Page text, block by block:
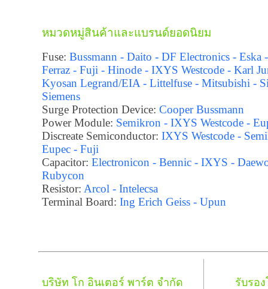
หมวดหมู่สินค้าและแบรนด์ยอดนิยม
Fuse: Bussmann - Daito - DF Electronics - Eska
Ferraz - Fuji - Hinode - IXYS Westcode - Karl
Kyosan Legrand/EIA - Littelfuse - Mitsubishi -
Siemens
Surge Protection Device: Cooper Bussmann
Power Module: Semikron - IXYS Westcode -
Discreate Semiconductor: IXYS Westcode -
Eupec - Fuji
Capacitor: Electronicon - Bennic - IXYS -
Rubycon
Resistor: Arcol - Intelecsa
Terminal Board: Ing Erich Geiss - Upun
บริษัท โก อินเตอร์ พาร์ต จำกัด
รับรอ